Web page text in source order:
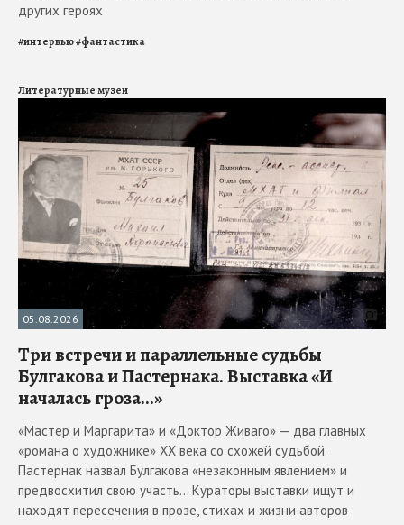
других героях
#интервью#фантастика
Литературные музеи
05.08.2026
Три встречи и параллельные судьбы
Булгакова и Пастернака. Выставка «И
началась гроза...»
«Мастер и Маргарита» и «Доктор Живаго» — два главных
«романа о художнике» ХХ века со схожей судьбой.
Пастернак назвал Булгакова «незаконным явлением» и
предвосхитил свою участь... Кураторы выставки ищут и
находят пересечения в прозе, стихах и жизни авторов